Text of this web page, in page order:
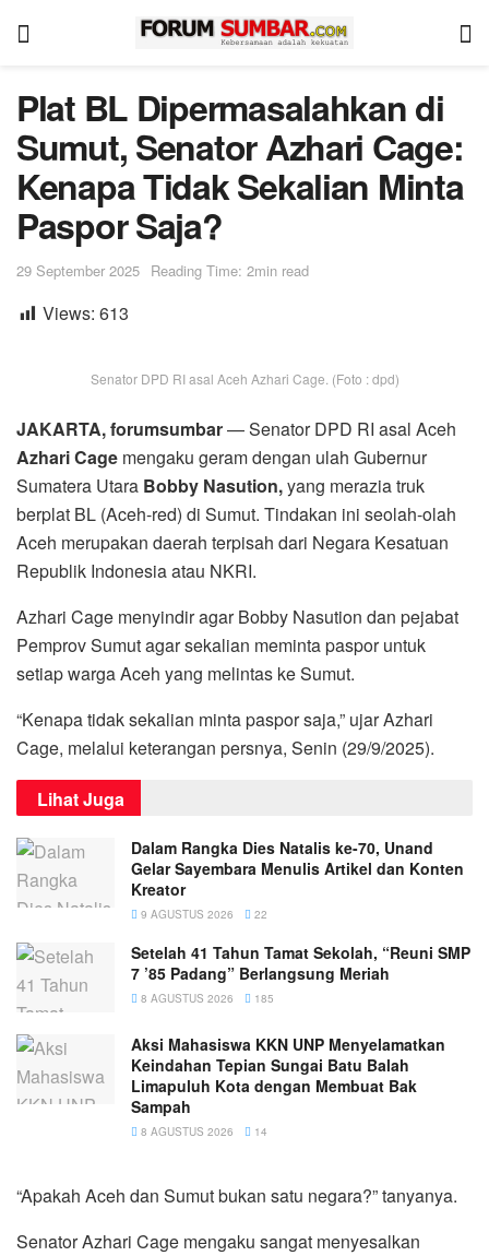
Plat BL Dipermasalahkan di
Sumut, Senator Azhari Cage:
Kenapa Tidak Sekalian Minta
Paspor Saja?
29 September 2025 Reading Time: 2min read
Views: 613
Senator DPD RI asal Aceh Azhari Cage. (Foto : dpd)
JAKARTA, forumsumbar— Senator DPD RI asal Aceh
Azhari Cage mengaku geram dengan ulah Gubernur
Sumatera Utara Bobby Nasution,yang merazia truk
berplat BL (Aceh-red) di Sumut. Tindakan ini seolah-olah
Aceh merupakan daerah terpisah dari Negara Kesatuan
Republik Indonesia atau NKRI.
Azhari Cage menyindir agar Bobby Nasution dan pejabat
Pemprov Sumut agar sekalian meminta paspor untuk
setiap warga Aceh yang melintas ke Sumut.
“Kenapa tidak sekalian minta paspor saja,” ujar Azhari
Cage, melalui keterangan persnya, Senin (29/9/2025).
Lihat Juga
Dalam Rangka Dies Natalis ke-70, Unand
Gelar Sayembara Menulis Artikel dan Konten
Kreator
9 AGUSTUS 2026 22
Setelah 41 Tahun Tamat Sekolah, “Reuni SMP
7 ’85 Padang” Berlangsung Meriah
8 AGUSTUS 2026 185
Aksi Mahasiswa KKN UNP Menyelamatkan
Keindahan Tepian Sungai Batu Balah
Limapuluh Kota dengan Membuat Bak
Sampah
8 AGUSTUS 2026 14
“Apakah Aceh dan Sumut bukan satu negara?” tanyanya.
Senator Azhari Cage mengaku sangat menyesalkan